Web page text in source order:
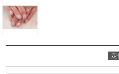
定